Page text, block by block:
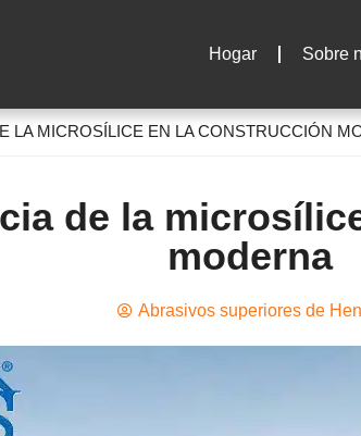
Hogar Sobre
LA MICROSÍLICE EN LA CONSTRUCCIÓN
de la
moderna
Abrasivos superiores de